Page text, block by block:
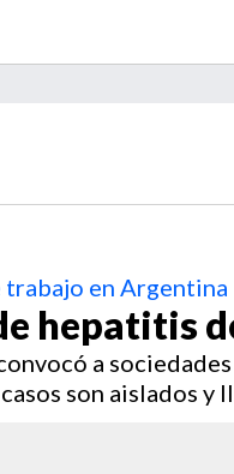
trabajo en Argentina
hepatitis
a
son aislados y